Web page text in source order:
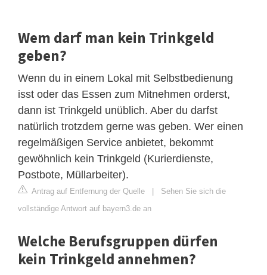
Wem darf man kein Trinkgeld
geben?
Wenn du in einem Lokal mit Selbstbedienung
isst oder das Essen zum Mitnehmen orderst,
dann ist Trinkgeld unüblich. Aber du darfst
natürlich trotzdem gerne was geben. Wer einen
regelmäßigen Service anbietet, bekommt
gewöhnlich kein Trinkgeld (Kurierdienste,
Postbote, Müllarbeiter).
Antrag auf Entfernung der Quelle
Sehen Sie sich die
vollständige Antwort auf bayern3.de an
Welche Berufsgruppen dürfen
kein Trinkgeld annehmen?